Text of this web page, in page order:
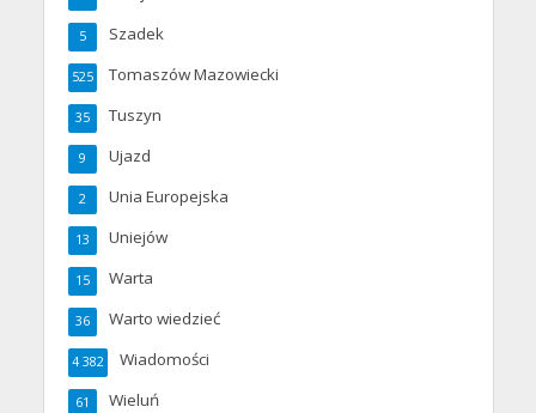
Szadek
5
Tomaszów Mazowiecki
525
Tuszyn
35
Ujazd
9
Unia Europejska
2
Uniejów
13
Warta
15
Warto wiedzieć
36
Wiadomości
4 382
Wieluń
61